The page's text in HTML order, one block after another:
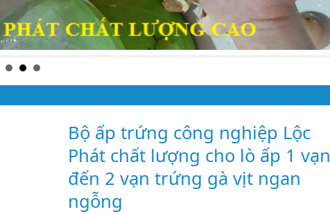
Bộ ấp trứng công nghiệp Lộc
Phát chất lượng cho lò ấp 1 vạn
đến 2 vạn trứng gà vịt ngan
ngỗng